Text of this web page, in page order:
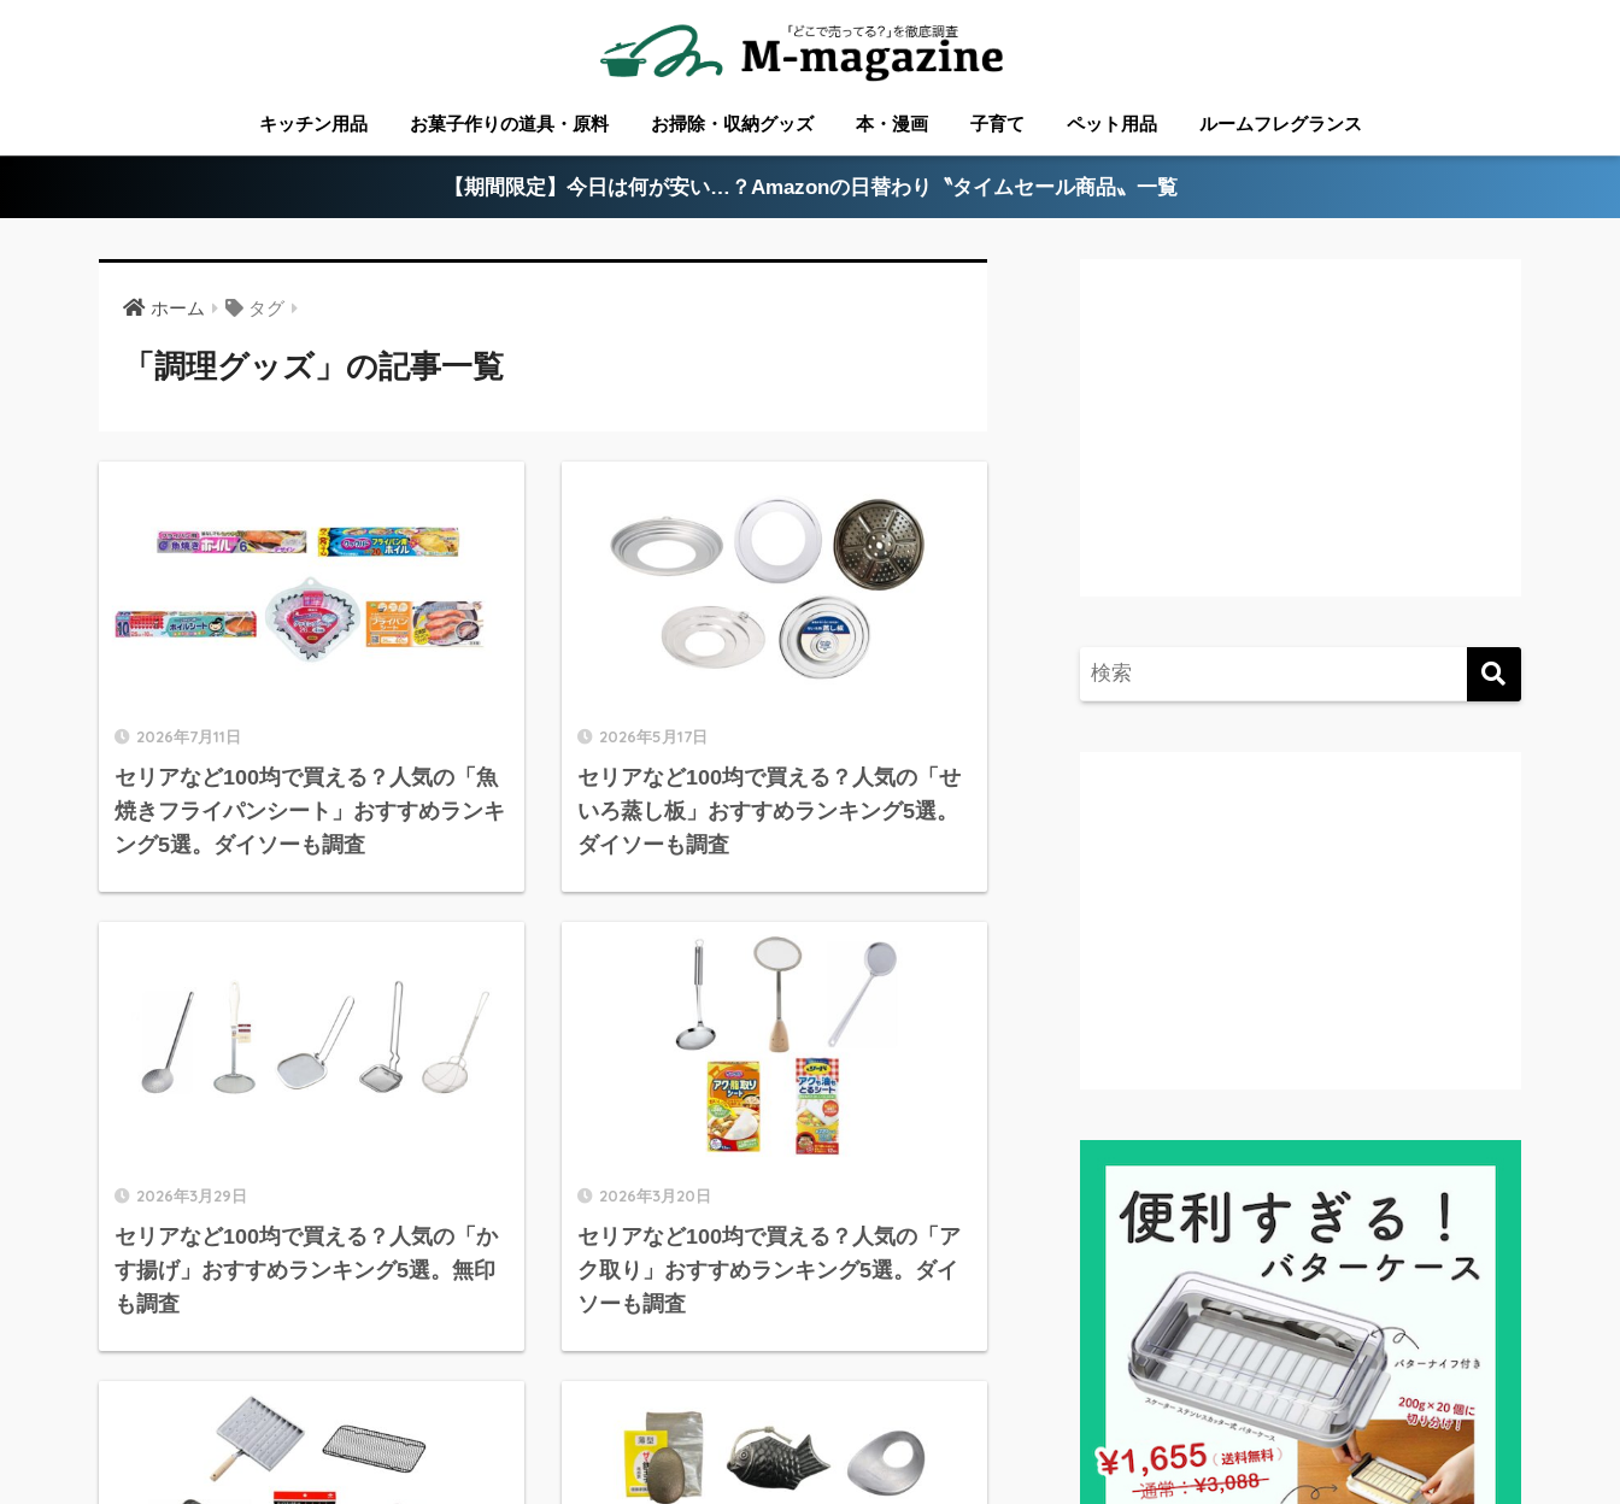
キッチン用品 お菓子作りの道具・原料 お掃除・収納グッズ 本・漫画 子育て ペット用品 ルームフレグランス
【期間限定】今日は何が安い…？Amazonの日替わり〝タイムセール商品〟一覧
ホーム タグ
「調理グッズ」の記事一覧
2026年7月11日
セリアなど100均で買える？人気の「魚
焼きフライパンシート」おすすめランキ
ング5選。ダイソーも調査
2026年5月17日
セリアなど100均で買える？人気の「せ
いろ蒸し板」おすすめランキング5選。
ダイソーも調査
2026年3月29日
セリアなど100均で買える？人気の「か
す揚げ」おすすめランキング5選。無印
も調査
2026年3月20日
セリアなど100均で買える？人気の「ア
ク取り」おすすめランキング5選。ダイ
ソーも調査